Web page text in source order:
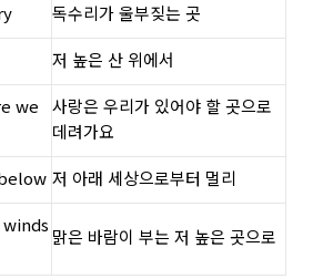
독수리가 울부짖는 곳
저 높은 산 위에서
we
사랑은 우리가 있어야 할 곳으로
데려가요
저 아래 세상으로부터 멀리
맑은 바람이 부는 저 높은 곳으로